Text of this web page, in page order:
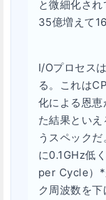
と微細化さ
35億増えて
I/Oプロセス
る。これは
化による恩
た結果とい
うスペック
に0.1GHz低
per Cycle）*
ク周波数を